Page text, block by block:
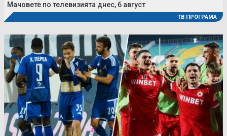
Мачовете по телевизията днес, 6 август
ТВ ПРОГРАМА